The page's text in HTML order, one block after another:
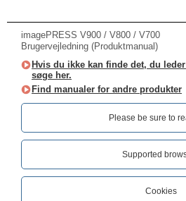
imagePRESS V900 / V800 / V700
Brugervejledning (Produktmanual)
Hvis du ikke kan finde det, du
søge her.
Find manualer for andre produkter
Please be sure to
Supported
Cookies